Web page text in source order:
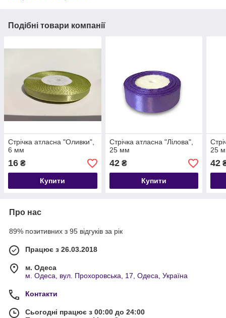
Подібні товари компанії
Стрічка атласна "Оливки",
6 мм
16 ₴
Купити
Стрічка атласна "Лілова",
25 мм
42₴
Купити
25
42
Про нас
89% позитивних з 95 відгуків за рік
Працює з 26.03.2018
м. Одеса
м. Одеса, вул. Прохоровська, 17, Одеса, Україна
Контакти
Сьогодні працює з 00:00 до 24:00